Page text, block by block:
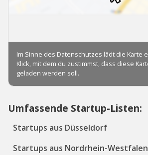
Umfassende Startup-Listen:
Startups aus Düsseldorf
Startups aus Nordrhein-Westfalen